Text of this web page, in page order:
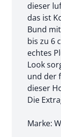
dieser
das ist
Bund
bis zu 6
echtes
Look
und der
dieser
Die
Marke: